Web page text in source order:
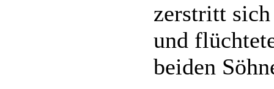
zerstritt
und
beiden